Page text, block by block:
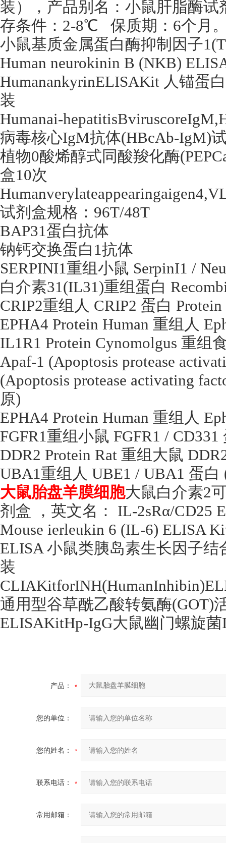
装），产品别名：小鼠肝脂酶试
存条件： 2-8℃ 保质期： 6个月
小鼠基质金属蛋白酶抑制因子
Human neurokinin B (NKB)
HumanankyrinELISAKit 人锚蛋白
装
Humanai-
病毒核心IgM抗体(HBcAb-IgM)
植物0酸烯醇式同酸羧化酶
盒10次
试剂盒规格： 96T/48T
BAP31蛋白抗体
钠钙交换蛋白 1抗体
SERPINI1重组小鼠 SerpinI1 /
白介素31(IL31)重组蛋白
CRIP2重组人 CRIP2 蛋白 Protein
EPHA4 Protein Human 重组人
IL1R1 Protein Cynomolgus 重组
Apaf-1 (Apoptosis protease
(Apoptosis protease activating
原)
EPHA4 Protein Human 重组人
FGFR1重组小鼠 FGFR1 / CD331
DDR2 Protein Rat 重组大鼠
UBA1重组人 UBE1 / UBA1 蛋白
大鼠胎盘羊膜细胞大鼠白介素2
剂盒 ，英文名：
IL-2sRα/CD25
Mouse ierleukin 6 (IL-6) ELISA
ELISA小鼠类胰岛素生长因子结
装
通用型谷草酰乙酸转氨酶(GOT)
ELISAKitHp-IgG大鼠幽门螺旋菌
产品：
您的单位：
您的姓名：
联系电话：
常用邮箱：